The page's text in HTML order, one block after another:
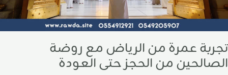
تجربة عمرة من الرياض مع روضة
الصالحين من الحجز حتى العودة